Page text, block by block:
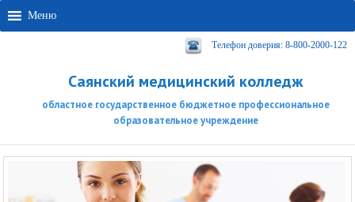
Меню
Телефон доверия: 8-800-2000-122
Саянский медицинский колледж
областное государственное бюджетное профессиональное
образовательное учреждение